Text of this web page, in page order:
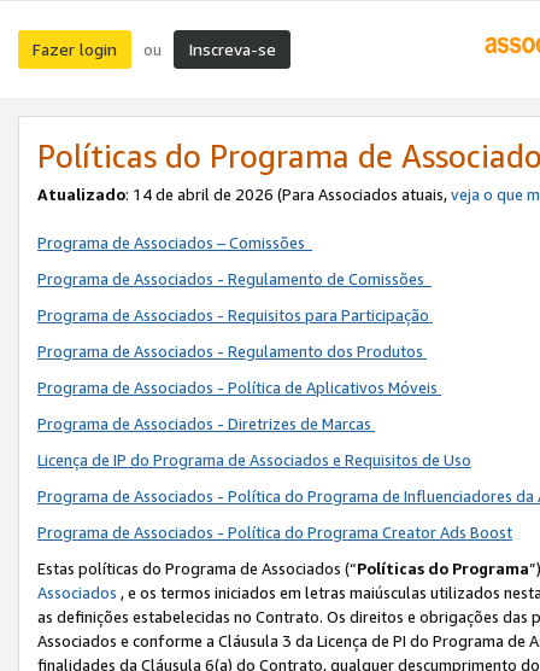
Fazer login ou Inscreva-se
Políticas do Programa de
Atualizado: 14 de abril de 2026 (Para Associados atuais,veja o que
Programa de Associados – Comissões
Programa de Associados - Regulamento de Comissões
Programa de Associados - Requisitos para Participação
Programa de Associados - Regulamento dos Produtos
Programa de Associados - Política de Aplicativos Móveis
Programa de Associados - Diretrizes de Marcas
Licença de IP do Programa de Associados e Requisitos de Uso
Programa de Associados - Política do Programa de Influenciadores
Programa de Associados - Política do Programa Creator Ads Boost
Estas políticas do Programa de Associados (“Políticas do Programa
Associados , e os termos iniciados em letras maiúsculas utilizados
as definições estabelecidas no Contrato. Os direitos e obrigações
Associados e conforme a Cláusula 3 da Licença de PI do Programa
finalidades da Cláusula 6(a) do Contrato, qualquer descumprimento